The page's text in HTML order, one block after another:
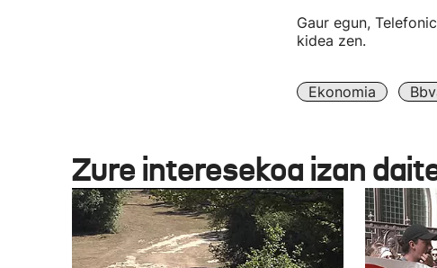
Gaur egun,
kidea zen.
Ekonomia
Zure interesekoa izan